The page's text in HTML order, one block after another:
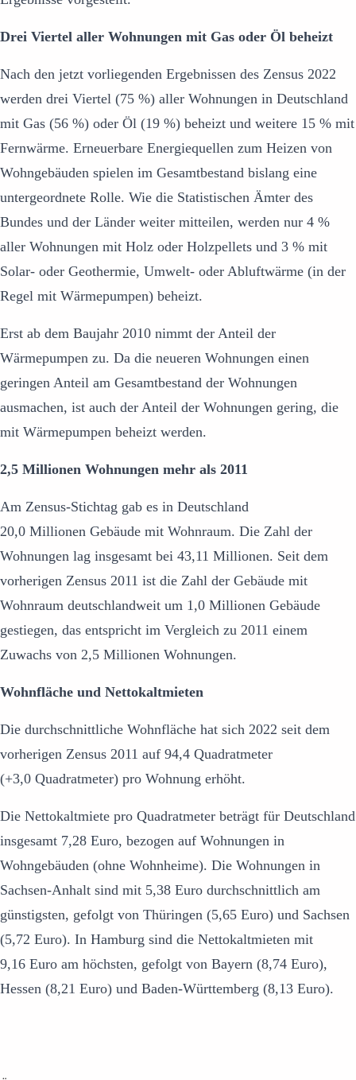
Drei Viertel aller Wohnungen mit Gas oder Öl beheizt
Nach den jetzt vorliegenden Ergebnissen des Zensus 2022
werden drei Viertel (75 %) aller Wohnungen in Deutschland
mit Gas (56 %) oder Öl (19 %) beheizt und weitere 15 % mit
Fernwärme. Erneuerbare Energiequellen zum Heizen von
Wohngebäuden spielen im Gesamtbestand bislang eine
untergeordnete Rolle. Wie die Statistischen Ämter des
Bundes und der Länder weiter mitteilen, werden nur 4 %
aller Wohnungen mit Holz oder Holzpellets und 3 % mit
Solar- oder Geothermie, Umwelt- oder Abluftwärme (in der
Regel mit Wärmepumpen) beheizt.
Erst ab dem Baujahr 2010 nimmt der Anteil der
Wärmepumpen zu. Da die neueren Wohnungen einen
geringen Anteil am Gesamtbestand der Wohnungen
ausmachen, ist auch der Anteil der Wohnungen gering, die
mit Wärmepumpen beheizt werden.
2,5 Millionen Wohnungen mehr als 2011
Am Zensus-Stichtag gab es in Deutschland
20,0 Millionen Gebäude mit Wohnraum. Die Zahl der
Wohnungen lag insgesamt bei 43,11 Millionen. Seit dem
vorherigen Zensus 2011 ist die Zahl der Gebäude mit
Wohnraum deutschlandweit um 1,0 Millionen Gebäude
gestiegen, das entspricht im Vergleich zu 2011 einem
Zuwachs von 2,5 Millionen Wohnungen.
Wohnfläche und Nettokaltmieten
Die durchschnittliche Wohnfläche hat sich 2022 seit dem
vorherigen Zensus 2011 auf 94,4 Quadratmeter
(+3,0 Quadratmeter) pro Wohnung erhöht.
Die Nettokaltmiete pro Quadratmeter beträgt für Deutschland
insgesamt 7,28 Euro, bezogen auf Wohnungen in
Wohngebäuden (ohne Wohnheime). Die Wohnungen in
Sachsen-Anhalt sind mit 5,38 Euro durchschnittlich am
günstigsten, gefolgt von Thüringen (5,65 Euro) und Sachsen
(5,72 Euro). In Hamburg sind die Nettokaltmieten mit
9,16 Euro am höchsten, gefolgt von Bayern (8,74 Euro),
Hessen (8,21 Euro) und Baden-Württemberg (8,13 Euro).